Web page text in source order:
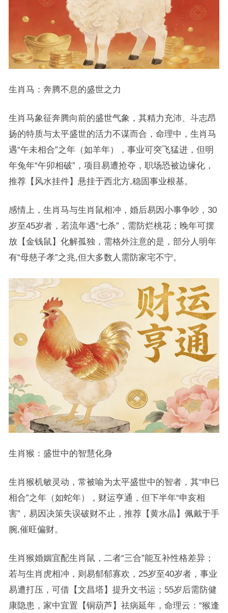
生肖马：奔腾不息的盛世之力
生肖马象征奔腾向前的盛世气象，其精力充沛、斗志昂
扬的特质与太平盛世的活力不谋而合，命理中，生肖马
遇“午未相合”之年（如羊年），事业可突飞猛进，但明
年兔年“午卯相破”，项目易遭抢夺，职场恐被边缘化，
推荐【风水挂件】悬挂于西北方,稳固事业根基。
感情上，生肖马与生肖鼠相冲，婚后易因小事争吵，30
岁至45岁者，若流年遇“七杀”，需防烂桃花；晚年可摆
放【金钱鼠】化解孤独，需格外注意的是，部分人明年
有“母慈子孝”之兆,但大多数人需防家宅不宁。
生肖猴：盛世中的智慧化身
生肖猴机敏灵动，常被喻为太平盛世中的智者，其“申巳
相合”之年（如蛇年），财运亨通，但下半年“申亥相
害”，易因决策失误破财不止，推荐【黄水晶】佩戴于手
腕,催旺偏财。
生肖猴婚姻宜配生肖鼠，二者“三合”能互补性格差异；
若与生肖虎相冲，则易郁郁寡欢，25岁至40岁者，事业
易遭打压，可借【文昌塔】提升文书运；55岁后需防健
康隐患，家中宜置【铜葫芦】祛病延年，命理云：“猴逢